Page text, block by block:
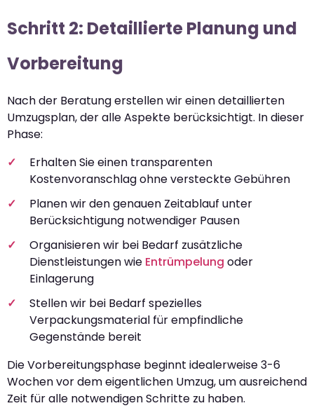
Schritt 2: Detaillierte Planung und
Vorbereitung
Nach der Beratung erstellen wir einen detaillierten
Umzugsplan, der alle Aspekte berücksichtigt. In dieser
Phase:
Erhalten Sie einen transparenten
Kostenvoranschlag ohne versteckte Gebühren
Planen wir den genauen Zeitablauf unter
Berücksichtigung notwendiger Pausen
Organisieren wir bei Bedarf zusätzliche
Dienstleistungen wie Entrümpelung oder
Einlagerung
Stellen wir bei Bedarf spezielles
Verpackungsmaterial für empfindliche
Gegenstände bereit
Die Vorbereitungsphase beginnt idealerweise 3-6
Wochen vor dem eigentlichen Umzug, um ausreichend
Zeit für alle notwendigen Schritte zu haben.